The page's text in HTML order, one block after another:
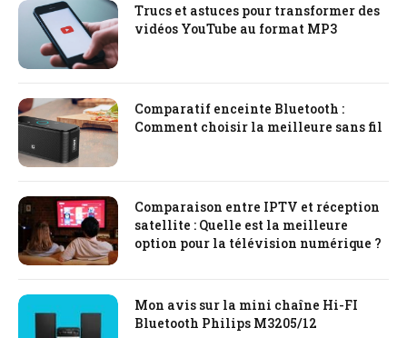
Trucs et astuces pour transformer des
vidéos YouTube au format MP3
Comparatif enceinte Bluetooth :
Comment choisir la meilleure sans fil
Comparaison entre IPTV et réception
satellite : Quelle est la meilleure
option pour la télévision numérique ?
Mon avis sur la mini chaîne Hi-FI
Bluetooth Philips M3205/12